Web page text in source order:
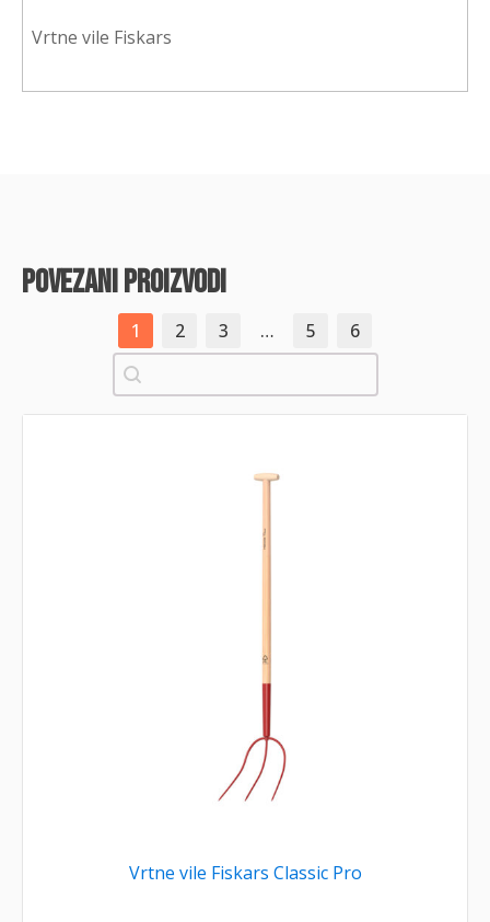
Vrtne vile Fiskars
povezani proizvodi
1 2 3 … 5
6
Pretraži
Vrtne vile Fiskars Classic Pro